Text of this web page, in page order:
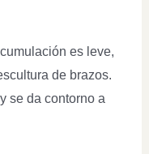
es leve,
de brazos.
se da contorno a